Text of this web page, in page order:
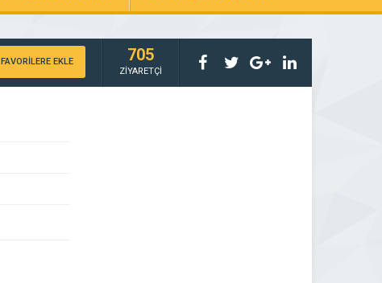
FAVORİLERE EKLE 705
ZİYARETÇİ